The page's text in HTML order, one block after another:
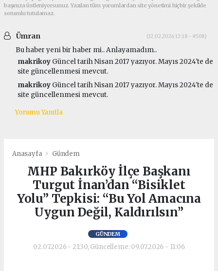
başınıza üstleniyorsunuz. Yazılan tüm yorumlardan site yönetimi hiçbir şekilde
sorumlu tutulamaz.
Ümran (12.02.2026 12:18 - #508)
Bu haber yeni bir haber mi.. Anlayamadım..
makrikoy Güncel tarih Nisan 2017 yazıyor. Mayıs 2024'te de
site güncellenmesi mevcut.
makrikoy Güncel tarih Nisan 2017 yazıyor. Mayıs 2024'te de
site güncellenmesi mevcut.
Yorumu Yanıtla
Anasayfa Gündem
MHP Bakırköy İlçe Başkanı
Turgut İnan’dan “Bisiklet
Yolu” Tepkisi: “Bu Yol Amacına
Uygun Değil, Kaldırılsın”
GÜNDEM
02.07.2026 - 21:30, Güncelleme: 09.07.2026 - 11:06